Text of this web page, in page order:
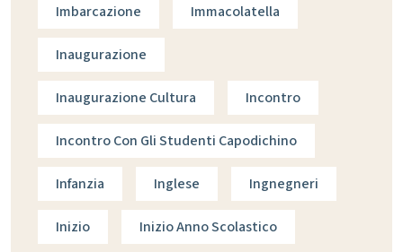
Imbarcazione Immacolatella
Inaugurazione
Inaugurazione Cultura Incontro
Incontro Con Gli Studenti Capodichino
Infanzia Inglese Ingnegneri
Inizio Inizio Anno Scolastico